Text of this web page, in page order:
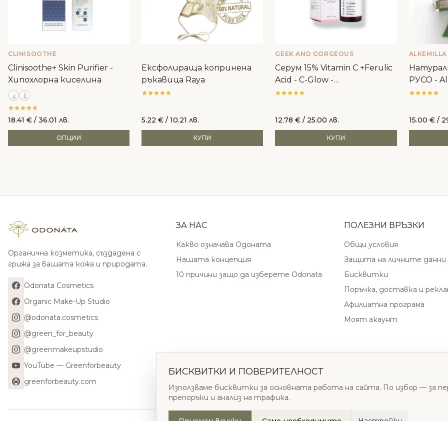
CLINISOOTHE
Clinisoothe+ Skin Purifier -
Хипохлорна киселина
18.41 € / 36.01 лв.
ОПЦИИ
Ексфолираща копринена
ръкавица Raya
5.22€ / 10.21 лв.
КУПИ
GEEK AND GORGEOUS
Серум 15% Vitamin C +Ferulic
Acid - C-Glow -
Geek&Gorgeous
12.78€ / 25.00 лв.
КУПИ
ALKEMILLA
РУСО -
15.00 €/
Органична козметика, създадена с
грижа за вашата кожа и природата.
Odonata Cosmetics
Organic Make-Up Studio
@odonata.cosmetics
@green_for_beauty
@greenmakeupstudio
YouTube — Greenforbeauty
greenforbeauty.com
ЗА НАС
Какво означава Одоната
Нашата концепция
10 причини защо да изберете Odonata
ПОЛЕЗНИ ВРЪЗКИ
Общи условия
Защита на личните данни
Бисквитки
Поръчка, доставка и
Афилиатна програма
Моят акаунт
БИСКВИТКИ И ПОВЕРИТЕЛНОСТ
Използваме бисквитки за основната работа на сайта. По избор — за
препоръки и анализ на трафика.